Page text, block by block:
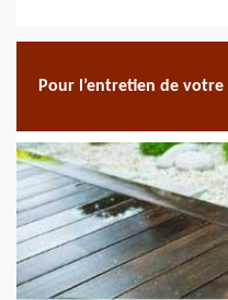
Pour l’entretien de votre